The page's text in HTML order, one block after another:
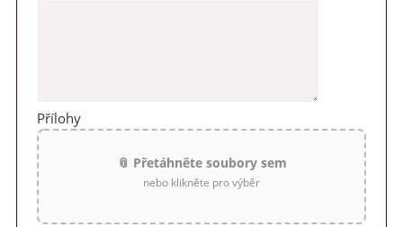
Přílohy
📎 Přetáhněte soubory sem
nebo klikněte pro výběr